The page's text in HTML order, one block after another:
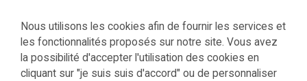
08h30–12h00 /13h30–17h00
Tél.: 05 63 91 82 00
Fax.: 05 63 03 28 52
Nous utilisons les cookies afin de fournir les services et
les fonctionnalités proposés sur notre site. Vous avez
la possibilité d'accepter l'utilisation des cookies en
cliquant sur "je suis suis d'accord" ou de personnaliser